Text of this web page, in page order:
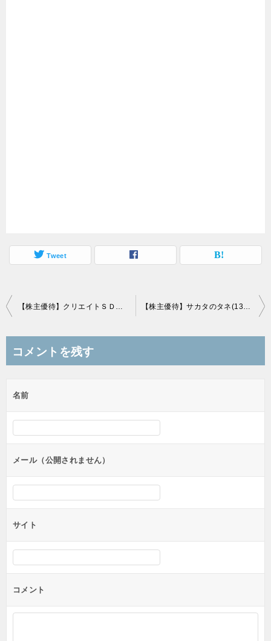
Tweet
投
ビ
ー
シ
ン
【株主優待】クリエイトＳＤホールディングス(3148)の優待案内到着！代替品希望ははがき送付！ 【株主優待】サカタのタネ(1377)の優待案内到着！Aコースでしんみりと！
コメントを残す
名前
メール（公開されません）
サイト
コメント